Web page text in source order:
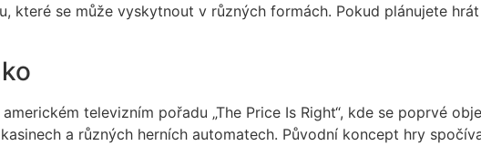
které se může vyskytnout v různých formách. Pokud plánujete
televizním pořadu „The Price Is Right“, kde se poprvé
a různých herních automatech. Původní koncept hry